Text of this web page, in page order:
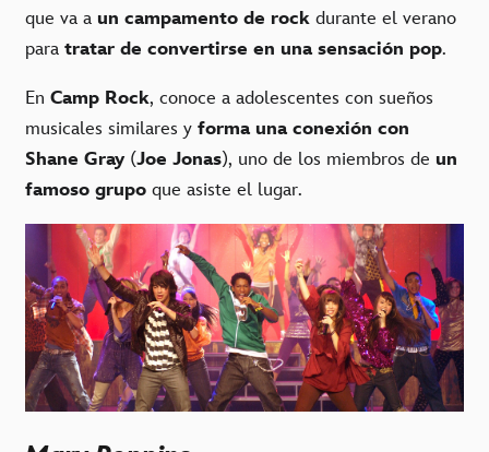
que va a un campamento de rock durante el verano
para tratar de convertirse en una sensación pop.
En Camp Rock, conoce a adolescentes con sueños
musicales similares y forma una conexión con
Shane Gray (Joe Jonas), uno de los miembros de un
famoso grupo que asiste el lugar.